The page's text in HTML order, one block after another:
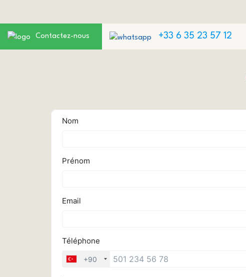
Contactez-nous +33 6 35 23 57 12